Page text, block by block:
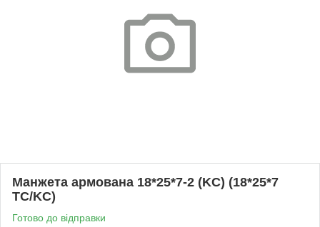
Манжета армована 18*25*7-2 (KC) (18*25*7
TC/KC)
Готово до відправки